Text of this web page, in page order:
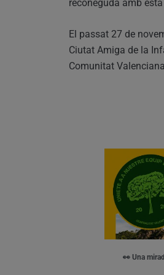
reconeguda amb
El passat 27 de
Ciutat Amiga de la
Comunitat
👀 Una